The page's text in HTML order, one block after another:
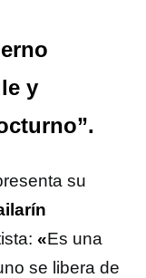
y
su
«Es una
se libera de